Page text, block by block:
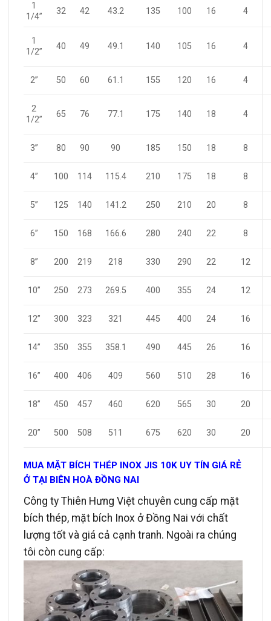
1
1/4”
32 42 43.2 135 100 16 4
1
1/2”
40 49 49.1 140 105 16 4
2” 50 60 61.1 155 120 16 4
2
1/2”
65 76 77.1 175 140 18 4
3” 80 90 90 185 150 18 8
4” 100 114 115.4 210 175 18 8
5” 125 140 141.2 250 210 20 8
6” 150 168 166.6 280 240 22 8
8” 200 219 218 330 290 22 12
10” 250 273 269.5 400 355 24 12
12” 300 323 321 445 400 24 16
14” 350 355 358.1 490 445 26 16
16” 400 406 409 560 510 28 16
18” 450 457 460 620 565 30 20
20” 500 508 511 675 620 30 20
MUA MẶT BÍCH THÉP INOX JIS 10K UY TÍN GIÁ RẺ
Ở TẠI BIÊN HOÀ ĐỒNG NAI
Công ty Thiên Hưng Việt chuyên cung cấp mặt
bích thép, mặt bích Inox ở Đồng Nai với chất
lượng tốt và giá cả cạnh tranh. Ngoài ra chúng
tôi còn cung cấp: